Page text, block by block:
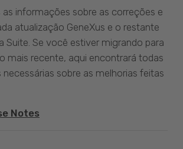
informações sobre as correções e
atualização GeneXus e o restante
Suite. Se você estiver migrando para
mais recente, aqui encontrará todas
sobre as melhorias feitas
Notes